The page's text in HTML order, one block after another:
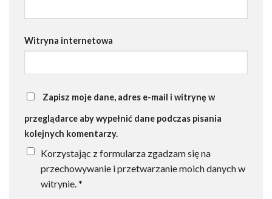
Witryna internetowa
Zapisz moje dane, adres e-mail i witrynę w
przeglądarce aby wypełnić dane podczas pisania
kolejnych komentarzy.
Korzystając z formularza zgadzam się na
przechowywanie i przetwarzanie moich danych w
witrynie. *